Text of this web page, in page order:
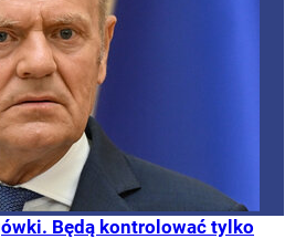
Będą kontrolować tylko